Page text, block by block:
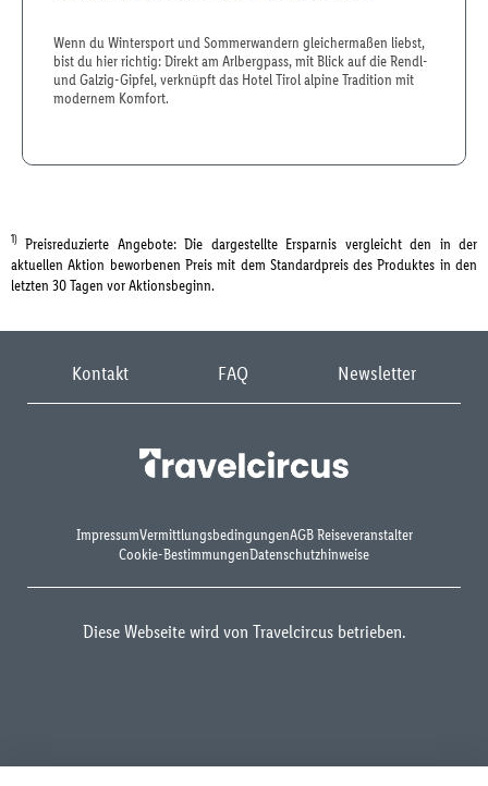
Wenn du Wintersport und Sommerwandern gleichermaßen liebst,
bist du hier richtig: Direkt am Arlbergpass, mit Blick auf die Rendl-
und Galzig-Gipfel, verknüpft das Hotel Tirol alpine Tradition mit
modernem Komfort.
1) Preisreduzierte Angebote: Die dargestellte Ersparnis vergleicht den in der
aktuellen Aktion beworbenen Preis mit dem Standardpreis des Produktes in den
letzten 30 Tagen vor Aktionsbeginn.
Kontakt FAQ Newsletter
ImpressumVermittlungsbedingungenAGB Reiseveranstalter
Cookie-BestimmungenDatenschutzhinweise
Diese Webseite wird von Travelcircus betrieben.